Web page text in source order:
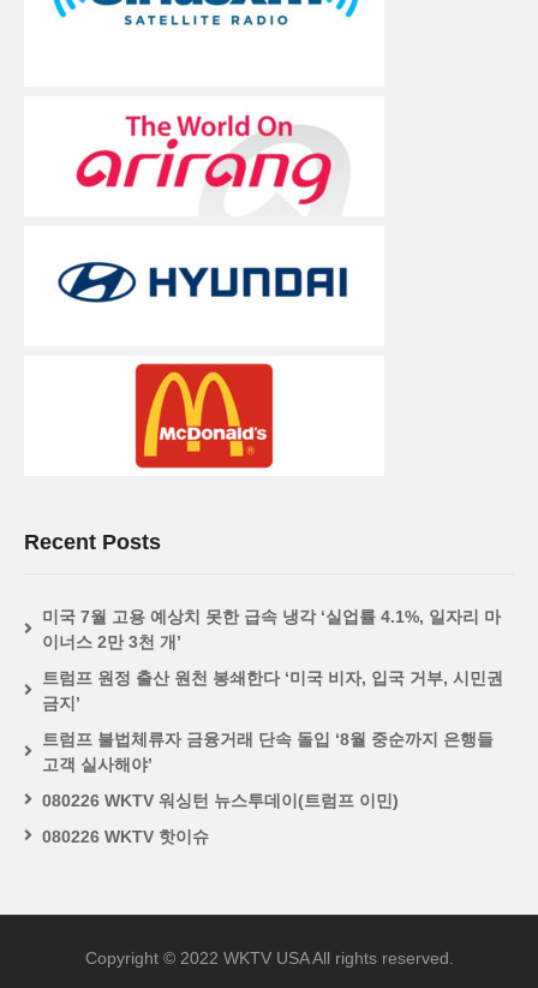
Recent Posts
미국 7월 고용 예상치 못한 급속 냉각 ‘실업률 4.1%, 일자리 마
이너스 2만 3천 개’
트럼프 원정 출산 원천 봉쇄한다 ‘미국 비자, 입국 거부, 시민권
금지’
트럼프 불법체류자 금융거래 단속 돌입 ‘8월 중순까지 은행들
고객 실사해야’
080226 WKTV 워싱턴 뉴스투데이(트럼프 이민)
080226 WKTV 핫이슈
Copyright © 2022 WKTV USA All rights reserved.